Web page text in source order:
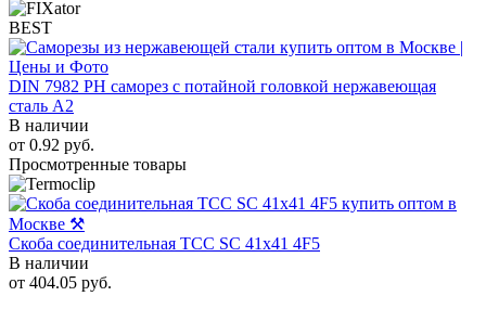
BEST
DIN 7982 PH саморез с потайной головкой нержавеющая
сталь A2
В наличии
от 0.92 руб.
Просмотренные товары
Скоба соединительная TCC SC 41х41 4F5
В наличии
от 404.05 руб.